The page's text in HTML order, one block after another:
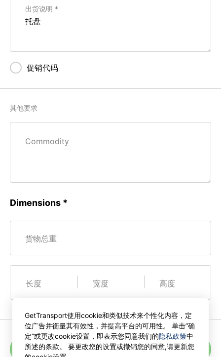
出货说明
促销代码
其他要求
Сommodity
Dimensions
货物总重
长度 宽度 高度
获取报价
GetTransport使用cookie和类似技术来个性化内容，定
位广告并衡量其有效性，并提高平台的可用性。 单击”确
定”或更改cookie设置，即表示您同意我们的隐私政策中
所述的条款。 要更改您的设置或撤销您的同意,请更新您